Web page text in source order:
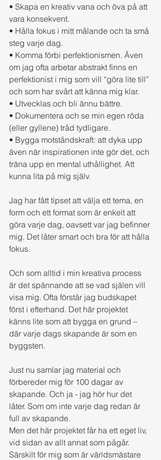
• Skapa en kreativ vana och öva på att
vara konsekvent.
• Hålla fokus i mitt målande och ta små
steg varje dag.
• Komma förbi perfektionismen. Även
om jag ofta arbetar abstrakt finns en
perfektionist i mig som vill “göra lite till”
och som har svårt att känna mig klar.
• Utvecklas och bli ännu bättre.
• Dokumentera och se min egen röda
(eller gyllene) tråd tydligare.
• Bygga motståndskraft: att dyka upp
även när inspirationen inte gör det, och
träna upp en mental uthållighet. Att
kunna lita på mig själv.
Jag har fått tipset att välja ett tema, en
form och ett format som är enkelt att
göra varje dag, oavsett var jag befinner
mig. Det låter smart och bra för att hålla
fokus.
Och som alltid i min kreativa process
är det spännande att se vad själen vill
visa mig. Ofta förstår jag budskapet
först i efterhand. Det här projektet
känns lite som att bygga en grund –
där varje dags skapande är som en
byggsten.
Just nu samlar jag material och
förbereder mig för 100 dagar av
skapande. Och ja - jag hör hur det
låter. Som om inte varje dag redan är
full av skapande.
Men det här projektet får ha ett eget liv,
vid sidan av allt annat som pågår.
Särskilt för mig som är världsmästare